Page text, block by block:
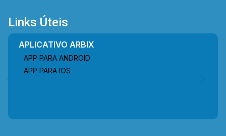
Links Úteis
APLICATIVO ARBIX
APP PARA ANDROID
APP PARA IOS